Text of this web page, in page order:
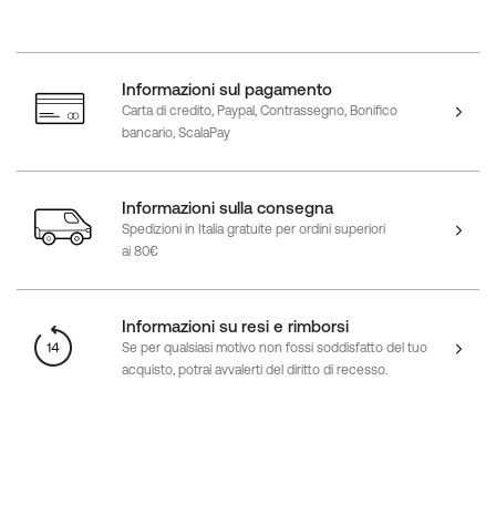
Informazioni sul pagamento
Carta di credito, Paypal, Contrassegno, Bonifico
bancario, ScalaPay
Informazioni sulla consegna
Spedizioni in Italia gratuite per ordini superiori
ai 80€
Informazioni su resi e rimborsi
Se per qualsiasi motivo non fossi soddisfatto del tuo
acquisto, potrai avvalerti del diritto di recesso.